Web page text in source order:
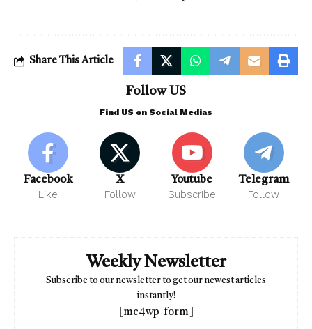
Share This Article
Follow US
Find US on Social Medias
Facebook
Like
X
Follow
Youtube
Subscribe
Telegram
Follow
Weekly Newsletter
Subscribe to our newsletter to get our newest articles
instantly!
[mc4wp_form]